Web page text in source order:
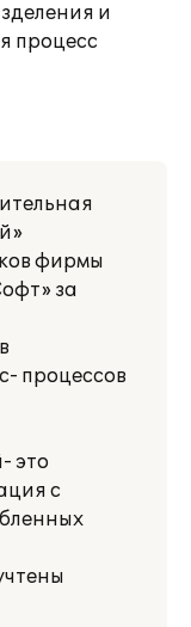
и
процесс
фирмы
за
процессов
это
с